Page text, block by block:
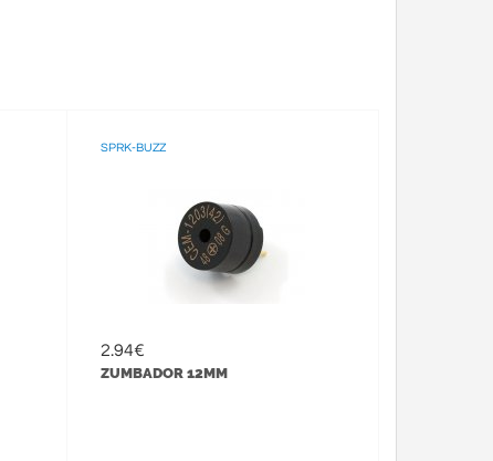
SPRK-BUZZ
2.94€
ZUMBADOR 12MM